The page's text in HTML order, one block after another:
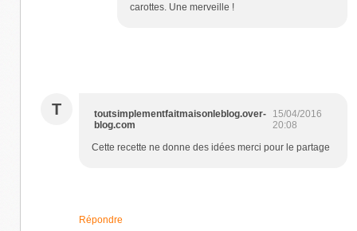
carottes. Une merveille !
T
toutsimplementfaitmaisonleblog.over-
blog.com
15/04/2016
20:08
Cette recette ne donne des idées merci pour le partage
Répondre